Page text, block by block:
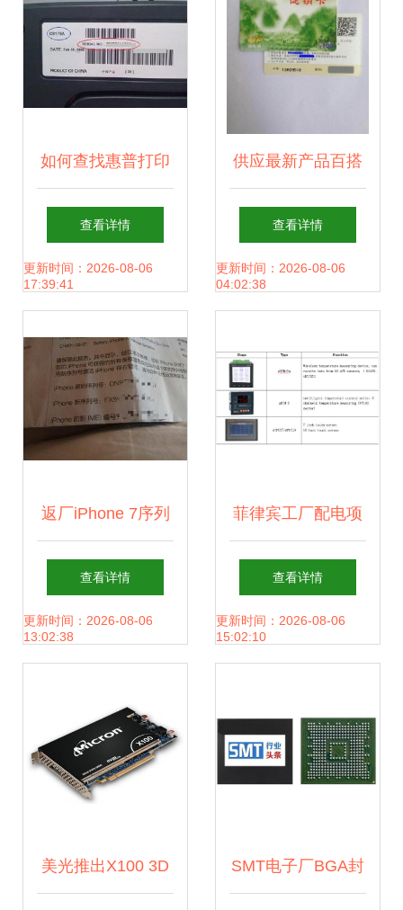
如何查找惠普打印
机产品号、序列号
及HPR客户支持卡
查看详情
更新时间：2026-08-06
17:39:41
供应最新产品百搭
模式促销回拔卡 全
国通用商家首选-深
查看详情
更新时间：2026-08-06
04:02:38
返厂iPhone 7序列
号变为FX开头？业
内专业人士为您最
查看详情
更新时间：2026-08-06
13:02:38
菲律宾工厂配电项
目案例 无线测温产
品的创新应用
查看详情
更新时间：2026-08-06
15:02:10
美光推出X100 3D SMT电子厂BGA封